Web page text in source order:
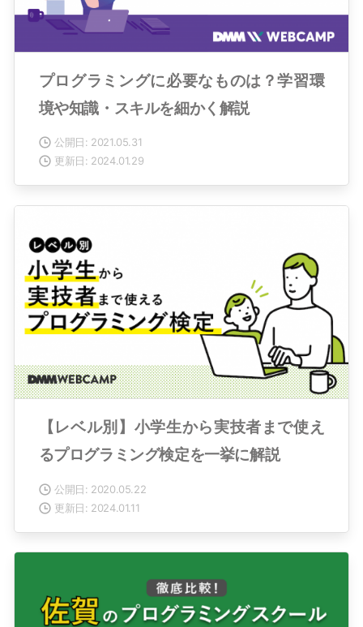
プログラミングに必要なものは？学習環
境や知識・スキルを細かく解説
公開日: 2021.05.31
更新日: 2024.01.29
【レベル別】小学生から実技者まで使え
るプログラミング検定を一挙に解説
公開日: 2020.05.22
更新日: 2024.01.11